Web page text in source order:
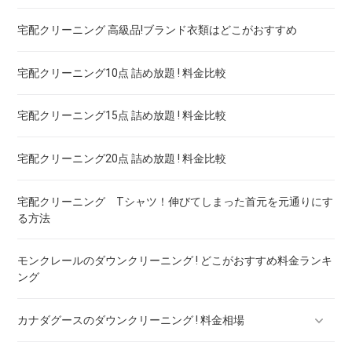
ブランドワイシャツ！宅配クリーニング 高品質 料金 比較
ブランドダウン！宅配クリーニング 高品質 料金 比較
宅配クリーニング 高級品!ブランド衣類はどこがおすすめ
宅配クリーニング10点 詰め放題 ! 料金比較
宅配クリーニング15点 詰め放題 ! 料金比較
宅配クリーニング20点 詰め放題 ! 料金比較
宅配クリーニング Tシャツ！伸びてしまった首元を元通りにす
る方法
モンクレールのダウンクリーニング ! どこがおすすめ料金ランキ
ング
カナダグースのダウンクリーニング ! 料金相場